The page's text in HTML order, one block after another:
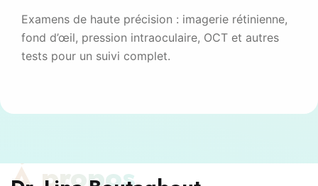
Examens de haute précision : imagerie rétinienne,
fond d’œil, pression intraoculaire, OCT et autres
tests pour un suivi complet.
À propos